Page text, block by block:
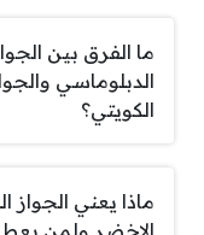
ما الفرق بين
الدبلوماسي
الكويتي؟
ماذا يعني الجواز
الاخضر ولمن